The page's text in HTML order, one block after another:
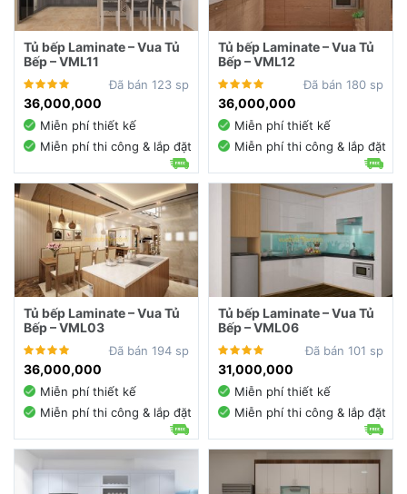
Tủ bếp Laminate – Vua Tủ
Bếp – VML11
Đã bán 123 sp
36,000,000
Miễn phí thiết kế
Miễn phí thi công & lắp đặt
Tủ bếp Laminate – Vua Tủ
Bếp – VML12
Đã bán 180 sp
36,000,000
Miễn phí thiết kế
Miễn phí thi công & lắp đặt
Tủ bếp Laminate – Vua Tủ
Bếp – VML03
Đã bán 194 sp
36,000,000
Miễn phí thiết kế
Miễn phí thi công & lắp đặt
Tủ bếp Laminate – Vua Tủ
Bếp – VML06
Đã bán 101 sp
31,000,000
Miễn phí thiết kế
Miễn phí thi công & lắp đặt